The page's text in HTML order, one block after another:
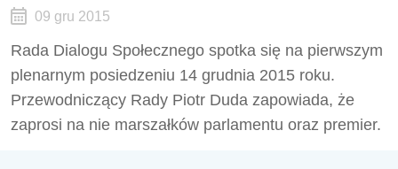
09 gru 2015
Rada Dialogu Społecznego spotka się na pierwszym
plenarnym posiedzeniu 14 grudnia 2015 roku.
Przewodniczący Rady Piotr Duda zapowiada, że
zaprosi na nie marszałków parlamentu oraz premier.